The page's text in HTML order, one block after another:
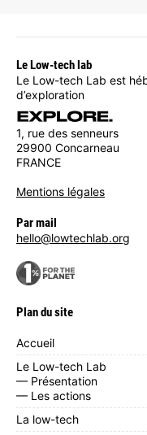
Le Low-tech lab
Le Low-tech Lab est
d’exploration
1, rue des senneurs
29900 Concarneau
FRANCE
Mentions légales
Par mail
hello@lowtechlab.org
Plan du site
Accueil
Le Low-tech Lab
— Présentation
— Les actions
La low-tech